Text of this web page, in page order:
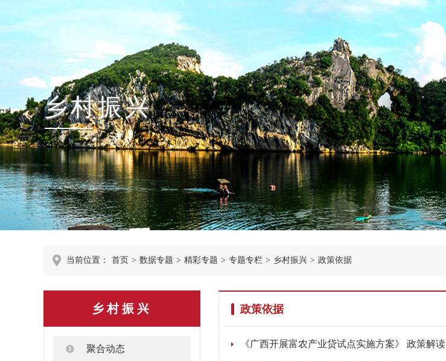
乡村振兴
当前位置： 首页 > 数据专题 > 精彩专题 > 专题专栏 > 乡村振兴 > 政策依据
乡村振兴
聚合动态
政策依据
《广西开展富农产业贷试点实施方案》 政策解读